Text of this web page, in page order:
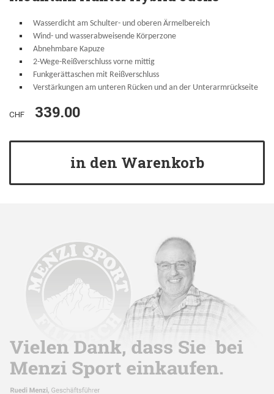
Wasserdicht am Schulter- und oberen Ärmelbereich
Wind- und wasserabweisende Körperzone
Abnehmbare Kapuze
2-Wege-Reißverschluss vorne mittig
Funkgerättaschen mit Reißverschluss
Verstärkungen am unteren Rücken und an der Unterarmrückseite
CHF 339.00
in den Warenkorb